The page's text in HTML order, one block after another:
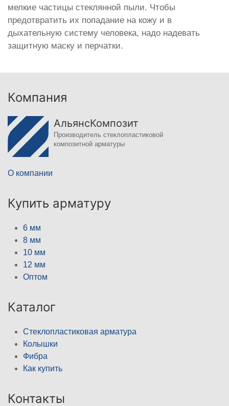
мелкие частицы стеклянной пыли. Чтобы
предотвратить их попадание на кожу и в
дыхательную систему человека, надо надевать
защитную маску и перчатки.
Компания
АльянсКомпозит
Производитель стеклопластиковой
композитной арматуры
О компании
Купить арматуру
6 мм
8 мм
10 мм
12 мм
Оптом
Каталог
Стеклопластиковая арматура
Колышки
Фибра
Как купить
Контакты